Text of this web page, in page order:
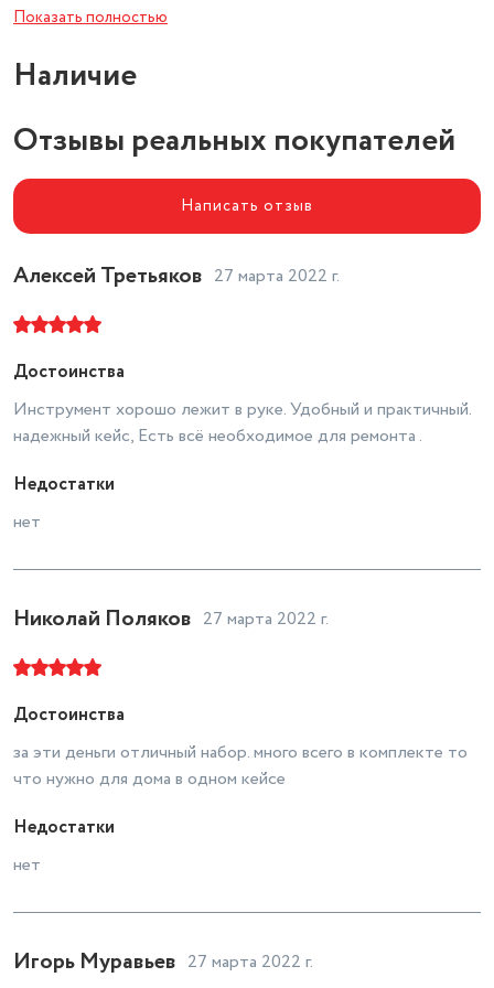
Рулетка
Молоток
Показать полностью
Наличие
Отзывы реальных покупателей
Написать отзыв
Алексей Третьяков 27 марта 2022 г.
Достоинства
Инструмент хорошо лежит в руке. Удобный и практичный.
надежный кейс, Есть всё необходимое для ремонта .
Недостатки
нет
Николай Поляков 27 марта 2022 г.
Достоинства
за эти деньги отличный набор. много всего в комплекте то
что нужно для дома в одном кейсе
Недостатки
нет
Игорь Муравьев 27 марта 2022 г.